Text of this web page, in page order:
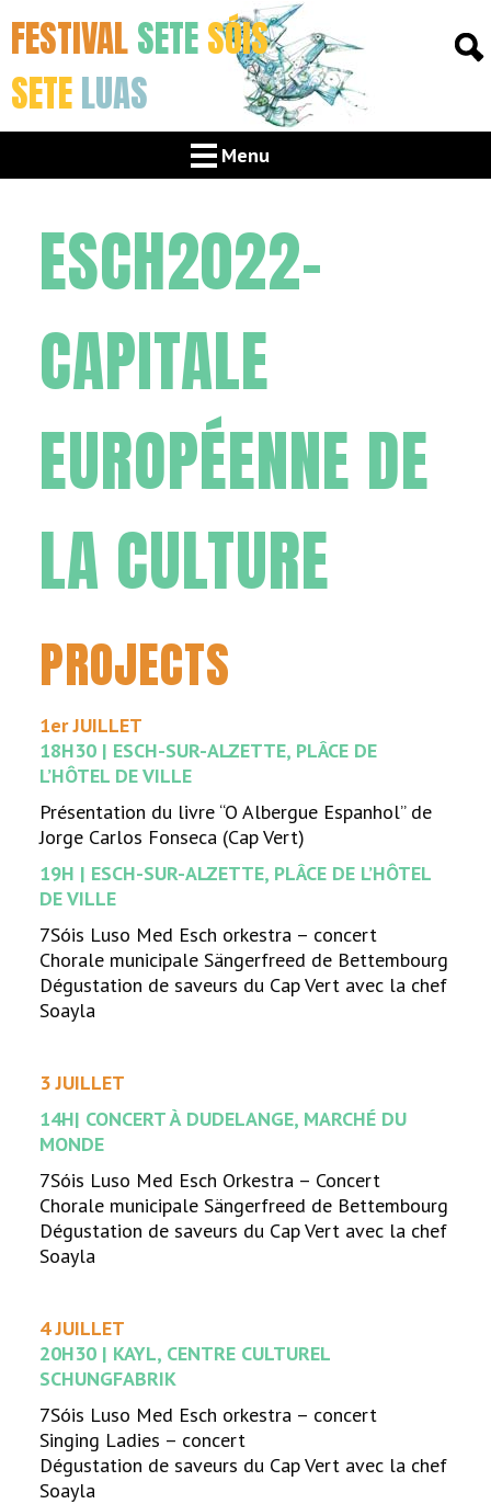
FESTIVALSETESÓIS
SETELUAS
Menu
ESCH2022-
CAPITALE
EUROPÉENNE DE
LA CULTURE
PROJECTS
1er JUILLET
18H30 | ESCH-SUR-ALZETTE, PLÂCE DE
L’HÔTEL DE VILLE
Présentation du livre “O Albergue Espanhol” de
Jorge Carlos Fonseca (Cap Vert)
19H | ESCH-SUR-ALZETTE, PLÂCE DE L’HÔTEL
DE VILLE
7Sóis Luso Med Esch orkestra – concert
Chorale municipale Sängerfreed de Bettembourg
Dégustation de saveurs du Cap Vert avec la chef
Soayla
3 JUILLET
14H| CONCERT À DUDELANGE, MARCHÉ DU
MONDE
7Sóis Luso Med Esch Orkestra – Concert
Chorale municipale Sängerfreed de Bettembourg
Dégustation de saveurs du Cap Vert avec la chef
Soayla
4 JUILLET
20H30 | KAYL, CENTRE CULTUREL
SCHUNGFABRIK
7Sóis Luso Med Esch orkestra – concert
Singing Ladies – concert
Dégustation de saveurs du Cap Vert avec la chef
Soayla